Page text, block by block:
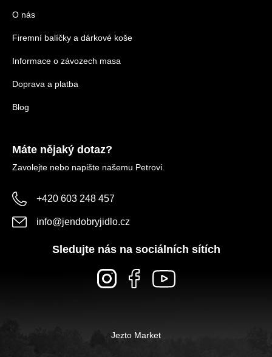
O nás
Firemní balíčky a dárkové koše
Informace o závozech masa
Doprava a platba
Blog
Máte nějaký dotaz?
Zavolejte nebo napište našemu Petrovi.
+420 603 248 457
info@jendobryjidlo.cz
Sledujte nás na sociálních sítích
Jezto Market